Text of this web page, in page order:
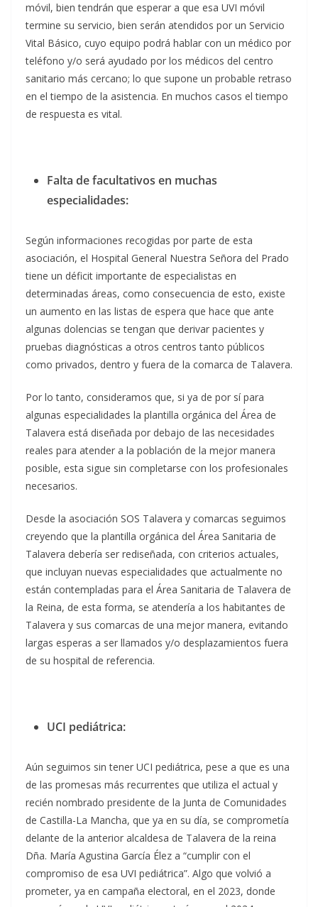
móvil, bien tendrán que esperar a que esa UVI móvil
termine su servicio, bien serán atendidos por un Servicio
Vital Básico, cuyo equipo podrá hablar con un médico por
teléfono y/o será ayudado por los médicos del centro
sanitario más cercano; lo que supone un probable retraso
en el tiempo de la asistencia. En muchos casos el tiempo
de respuesta es vital.
Falta de facultativos en muchas
especialidades:
Según informaciones recogidas por parte de esta
asociación, el Hospital General Nuestra Señora del Prado
tiene un déficit importante de especialistas en
determinadas áreas, como consecuencia de esto, existe
un aumento en las listas de espera que hace que ante
algunas dolencias se tengan que derivar pacientes y
pruebas diagnósticas a otros centros tanto públicos
como privados, dentro y fuera de la comarca de Talavera.
Por lo tanto, consideramos que, si ya de por sí para
algunas especialidades la plantilla orgánica del Área de
Talavera está diseñada por debajo de las necesidades
reales para atender a la población de la mejor manera
posible, esta sigue sin completarse con los profesionales
necesarios.
Desde la asociación SOS Talavera y comarcas seguimos
creyendo que la plantilla orgánica del Área Sanitaria de
Talavera debería ser rediseñada, con criterios actuales,
que incluyan nuevas especialidades que actualmente no
están contempladas para el Área Sanitaria de Talavera de
la Reina, de esta forma, se atendería a los habitantes de
Talavera y sus comarcas de una mejor manera, evitando
largas esperas a ser llamados y/o desplazamientos fuera
de su hospital de referencia.
UCI pediátrica:
Aún seguimos sin tener UCI pediátrica, pese a que es una
de las promesas más recurrentes que utiliza el actual y
recién nombrado presidente de la Junta de Comunidades
de Castilla-La Mancha, que ya en su día, se comprometía
delante de la anterior alcaldesa de Talavera de la reina
Dña. María Agustina García Élez a “cumplir con el
compromiso de esa UVI pediátrica”. Algo que volvió a
prometer, ya en campaña electoral, en el 2023, donde